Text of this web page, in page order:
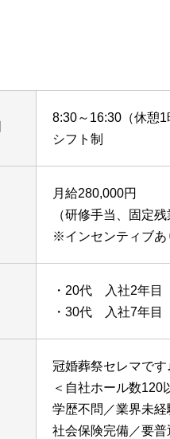
8:30～16:30（休憩1
シフト制
月給280,000円
（研修手当、固定残
※インセンティブあ
・20代 入社2年目
・30代 入社7年目
冠婚葬祭セレマです
＜自社ホール数120
学歴不問／業界未
社会保険完備／要